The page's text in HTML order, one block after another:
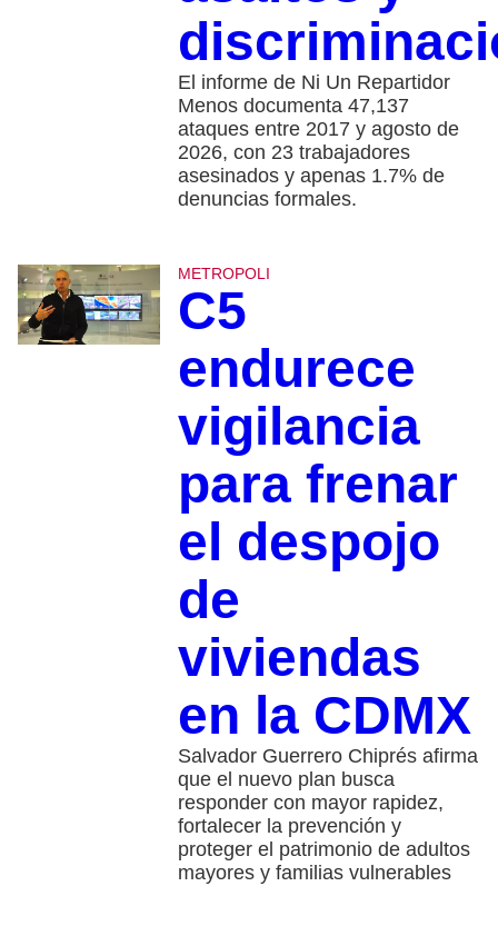
El informe de Ni Un Repartidor
Menos documenta 47,137
ataques entre 2017 y agosto de
2026, con 23 trabajadores
asesinados y apenas 1.7% de
denuncias formales.
METROPOLI
C5
endurece
vigilancia
para frenar
el despojo
de
viviendas
en la CDMX
Salvador Guerrero Chiprés afirma
que el nuevo plan busca
responder con mayor rapidez,
fortalecer la prevención y
proteger el patrimonio de adultos
mayores y familias vulnerables